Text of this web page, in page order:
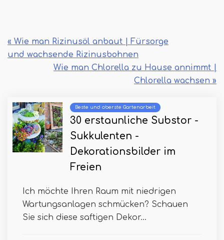
« Wie man Rizinusöl anbaut | Fürsorge
und wachsende Rizinusbohnen
Wie man Chlorella zu Hause annimmt |
Chlorella wachsen »
Beste und oberste Gartenarbeit
30 erstaunliche Substor -
Sukkulenten -
Dekorationsbilder im
Freien
Ich möchte Ihren Raum mit niedrigen
Wartungsanlagen schmücken? Schauen
Sie sich diese saftigen Dekor...